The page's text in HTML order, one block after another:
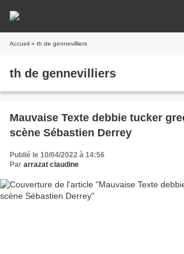
Accueil » th de gennevilliers
th de gennevilliers
Mauvaise Texte debbie tucker green Mise
scène Sébastien Derrey
Publié le 10/04/2022 à 14:56
Par arrazat claudine